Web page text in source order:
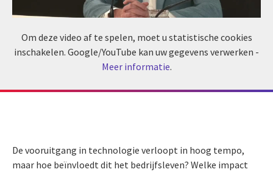
Om deze video af te spelen, moet u statistische cookies
inschakelen. Google/YouTube kan uw gegevens verwerken -
Meer informatie.
De vooruitgang in technologie verloopt in hoog tempo,
maar hoe beïnvloedt dit het bedrijfsleven? Welke impact